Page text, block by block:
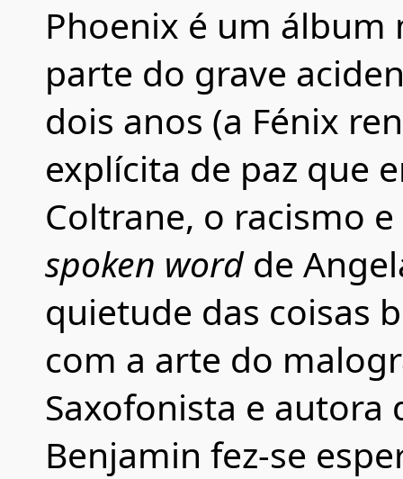
Phoenix é um álbum
parte do grave
dois anos (a Fénix
explícita de paz que
Coltrane, o racismo
spoken wordde
quietude das coisas
com a arte do
Saxofonista e autora
Benjamin fez-se